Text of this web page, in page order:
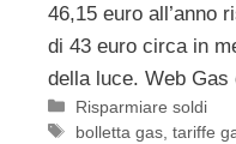
46,15 euro all’anno
di 43 euro circa in
della luce. Web Gas
Categorie
Risparmiare soldi
Tag
bolletta gas ,tariffe